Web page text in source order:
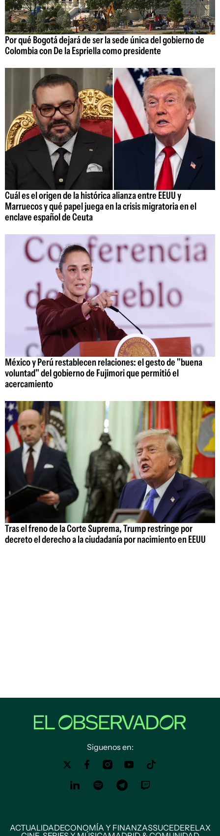
Por qué Bogotá dejará de ser la sede única del gobierno de
Colombia con De la Espriella como presidente
Cuál es el origen de la histórica alianza entre EEUU y
Marruecos y qué papel juega en la crisis migratoria en el
enclave español de Ceuta
México y Perú restablecen relaciones: el gesto de "buena
voluntad" del gobierno de Fujimori que permitió el
acercamiento
Tras el freno de la Corte Suprema, Trump restringe por
decreto el derecho a la ciudadanía por nacimiento en EEUU
Siguenos en:
ACTUALIDADECONOMÍA Y FINANZASSUCEDERELAX